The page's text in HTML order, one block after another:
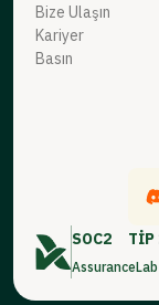
Bize Ulaşın
Kariyer
Basın
SOC2 TİP